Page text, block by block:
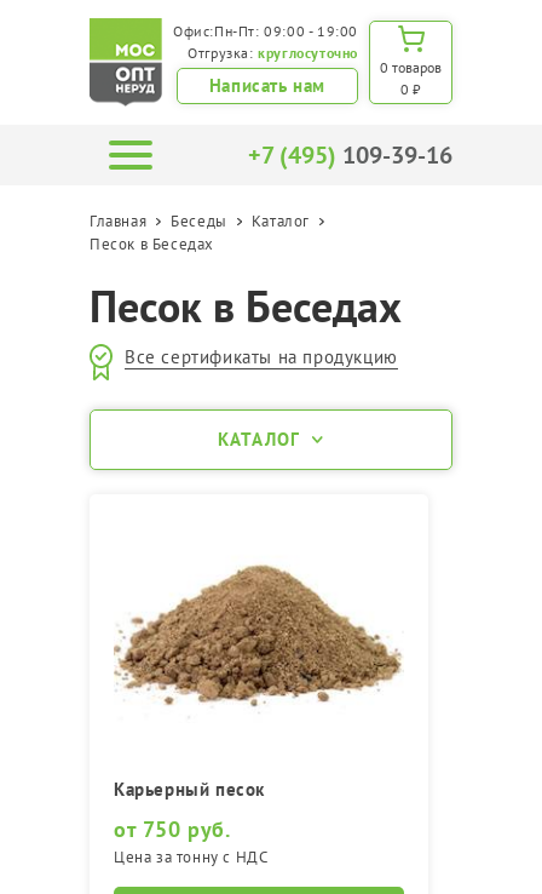
Офис:Пн-Пт: 09:00 - 19:00
Отгрузка:круглосуточно
Написать нам
0 товаров
0 ₽
+7 (495) 109-39-16
Главная Беседы
Каталог
Песок в Беседах
Песок в Беседах
Все сертификаты на продукцию
КАТАЛОГ
Карьерный песок
от 750 руб.
Цена за тонну с НДС